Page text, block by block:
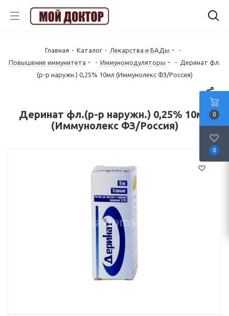
Главная - Каталог - Лекарства и БАДы
-
Повышение иммунитета
- Иммуномодуляторы - Деринат фл.
(р-р наружн.) 0,25% 10мл (Иммунолекс ФЗ/Россия)
Деринат фл.(р-р наружн.) 0,25% 10мл
(Иммунолекс ФЗ/Россия)
0
0